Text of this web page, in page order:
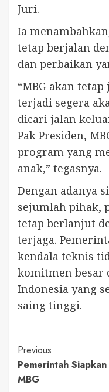
Juri.
Ia
tetap berjalan
dan perbaikan
“MBG akan
terjadi segera
dicari jalan
Pak Presiden,
program yang
anak,” tegasnya.
Dengan adanya
sejumlah pihak,
tetap berlanjut
terjaga.
kendala teknis
komitmen besar
Indonesia yang
saing tinggi.
Continue
Reading
Previous
Pemerintah
MBG